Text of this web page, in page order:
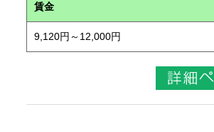
賃金
9,120円～12,000円